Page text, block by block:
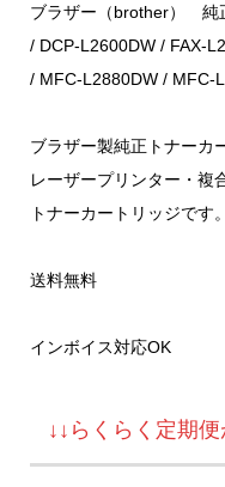
ブラザー（brother） 純
/ DCP-L2600DW / FAX-
/ MFC-L2880DW / MFC-
ブラザー製純正トナーカ
レーザープリンター・複
トナーカートリッジです。
送料無料
インボイス対応OK
↓↓らくらく定期